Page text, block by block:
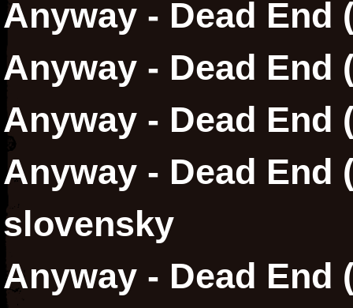
Anyway - Dead End
Anyway - Dead End
Anyway - Dead End
Anyway - Dead End
slovensky
Anyway - Dead End